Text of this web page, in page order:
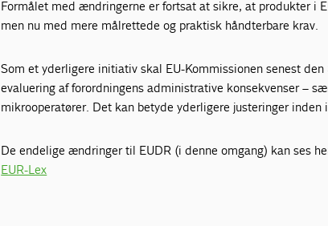
Formålet med ændringerne er fortsat at sikre, at produkter i
men nu med mere målrettede og praktisk håndterbare krav.
Som et yderligere initiativ skal EU-Kommissionen senest
evaluering af forordningens administrative konsekvenser –
mikrooperatører. Det kan betyde yderligere justeringer
De endelige ændringer til EUDR (i denne omgang) kan ses
EUR-Lex